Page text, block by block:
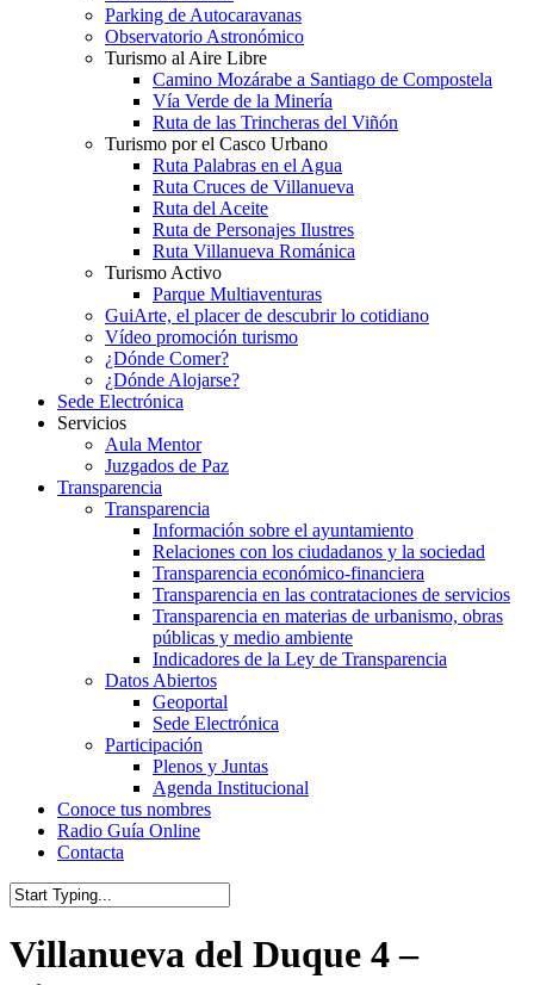
Parking de Autocaravanas
Observatorio Astronómico
Turismo al Aire Libre
Camino Mozárabe a Santiago de Compostela
Vía Verde de la Minería
Ruta de las Trincheras del Viñón
Turismo por el Casco Urbano
Ruta Palabras en el Agua
Ruta Cruces de Villanueva
Ruta del Aceite
Ruta de Personajes Ilustres
Ruta Villanueva Románica
Turismo Activo
Parque Multiaventuras
GuiArte, el placer de descubrir lo cotidiano
Vídeo promoción turismo
¿Dónde Comer?
¿Dónde Alojarse?
Sede Electrónica
Servicios
Aula Mentor
Juzgados de Paz
Transparencia
Transparencia
Información sobre el ayuntamiento
Relaciones con los ciudadanos y la sociedad
Transparencia económico-financiera
Transparencia en las contrataciones de servicios
Transparencia en materias de urbanismo, obras
públicas y medio ambiente
Indicadores de la Ley de Transparencia
Datos Abiertos
Geoportal
Sede Electrónica
Participación
Plenos y Juntas
Agenda Institucional
Conoce tus nombres
Radio Guía Online
Contacta
Search
Villanueva del Duque 4 –